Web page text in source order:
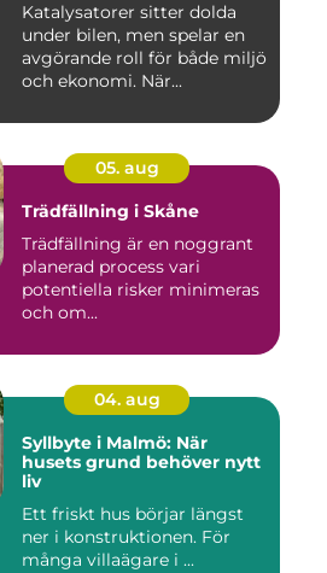
Katalysatorer sitter dolda
under bilen, men spelar en
avgörande roll för både miljö
och ekonomi. När...
05. aug
Trädfällning i Skåne
Trädfällning är en noggrant
planerad process vari
potentiella risker minimeras
och om...
04. aug
Syllbyte i Malmö: När
husets grund behöver nytt
liv
Ett friskt hus börjar längst
ner i konstruktionen. För
många villaägare i ...